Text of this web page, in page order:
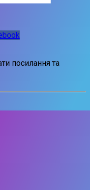
посилання та